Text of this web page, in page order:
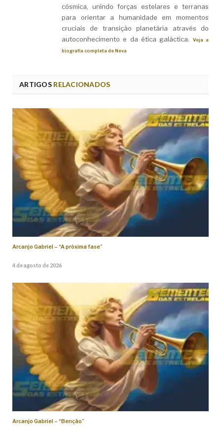
cósmica, unindo forças estelares e terranas
para orientar a humanidade em momentos
cruciais de transição planetária através do
autoconhecimento e da ética galáctica.
Veja a
biografia completa de Neva
ARTIGOSRELACIONADOS
Arcanjo Gabriel – “A próxima fase”
4 de agosto de 2026
Arcanjo Gabriel – “Benção”